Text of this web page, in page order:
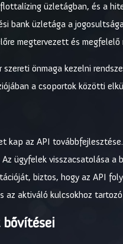
üzletágban, és a
bank üzletága a
megtervezett és
önmaga kezelni
a csoportok közötti
kap az API
ügyfelek visszacsatolása a
biztos, hogy az API
az aktiváló kulcsokhoz